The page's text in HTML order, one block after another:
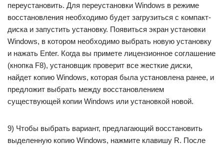
переустановить. Для переустановки Windows в режиме
восстановления необходимо будет загрузиться с компакт-
диска и запустить установку. Появиться экран установки
Windows, в котором необходимо выбрать новую установку
и нажать Enter. Когда вы примете лицензионное соглашение
(кнопка F8), установщик проверит все жесткие диски,
найдет копию Windows, которая была установлена ранее, и
предложит выбрать между восстановлением
существующей копии Windows или установкой новой.
9) Чтобы выбрать вариант, предлагающий восстановить
выделенную копию Windows, нажмите клавишу R. После